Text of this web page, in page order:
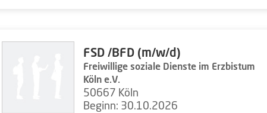
FSD /BFD (m/w/d)
Freiwillige soziale Dienste im Erzbistum
Köln e.V.
50667 Köln
Beginn: 30.10.2026